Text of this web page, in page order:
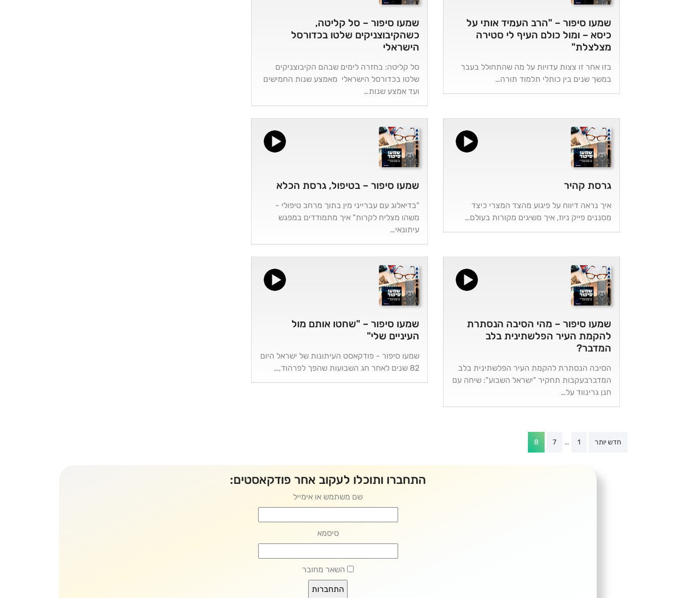
שמעו סיפור – "הרב העמיד אותי על
כיסא – ומול כולם העיף לי סטירה
מצלצלת"
בזו אחר זו צצות עדויות על מה שהתחולל בעבר
במשך שנים בין כותלי תלמוד תורה…
שמעו סיפור – סל קליטה,
כשהקיבוצניקים שלטו בכדורסל
הישראלי
סל קליטה: בחזרה לימים שבהם הקיבוצניקים
שלטו בכדורסל הישראלי מאמצע שנות החמישים
ועד אמצע שנות…
גרסת קהיר
איך נראה דיווח על פיגוע מהצד המצרי כיצד
מסננים פייק ניוז, איך משיגים מקורות בעולם…
שמעו סיפור – בטיפול, גרסת הכלא
"בדיאלוג עם עברייני מין בתוך מרחב טיפולי -
משהו מצליח לקרות" איך מתמודדים במפגש
עיתונאי…
שמעו סיפור – מהי הסיבה הנסתרת
להקמת העיר הפלשתינית בלב
המדבר?
הסיבה הנסתרת להקמת העיר הפלשתינית בלב
המדברבעקבות תחקיר "ישראל השבוע": שיחה עם
חנן גרינווד על…
שמעו סיפור – "שחטו אותם מול
העיניים שלי"
שמעו סיפור - פודקאסט העיתונות של ישראל היום
82 שנים לאחר חג השבועות שהפך לפרהוד,…
Posts
חדש יותר 1
…
7
8
התחברו ותוכלו לעקוב אחר פודקאסטים:
שם משתמש או אימייל
סיסמא
השאר מחובר